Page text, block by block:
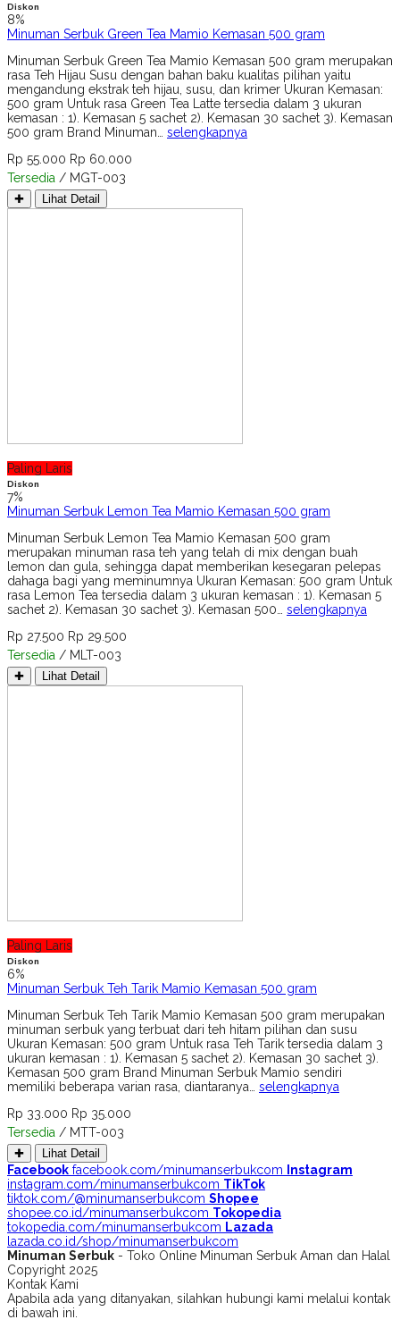
Diskon
8%
Minuman Serbuk Green Tea Mamio Kemasan 500 gram
Minuman Serbuk Green Tea Mamio Kemasan 500 gram merupakan
rasa Teh Hijau Susu dengan bahan baku kualitas pilihan yaitu
mengandung ekstrak teh hijau, susu, dan krimer Ukuran Kemasan:
500 gram Untuk rasa Green Tea Latte tersedia dalam 3 ukuran
kemasan : 1). Kemasan 5 sachet 2). Kemasan 30 sachet 3). Kemasan
500 gram Brand Minuman… selengkapnya
Rp 55.000 Rp 60.000
Tersedia / MGT-003
✚ Lihat Detail
Paling Laris
Diskon
7%
Minuman Serbuk Lemon Tea Mamio Kemasan 500 gram
Minuman Serbuk Lemon Tea Mamio Kemasan 500 gram
merupakan minuman rasa teh yang telah di mix dengan buah
lemon dan gula, sehingga dapat memberikan kesegaran pelepas
dahaga bagi yang meminumnya Ukuran Kemasan: 500 gram Untuk
rasa Lemon Tea tersedia dalam 3 ukuran kemasan : 1). Kemasan 5
sachet 2). Kemasan 30 sachet 3). Kemasan 500… selengkapnya
Rp 27.500 Rp 29.500
Tersedia / MLT-003
✚ Lihat Detail
Paling Laris
Diskon
6%
Minuman Serbuk Teh Tarik Mamio Kemasan 500 gram
Minuman Serbuk Teh Tarik Mamio Kemasan 500 gram merupakan
minuman serbuk yang terbuat dari teh hitam pilihan dan susu
Ukuran Kemasan: 500 gram Untuk rasa Teh Tarik tersedia dalam 3
ukuran kemasan : 1). Kemasan 5 sachet 2). Kemasan 30 sachet 3).
Kemasan 500 gram Brand Minuman Serbuk Mamio sendiri
memiliki beberapa varian rasa, diantaranya… selengkapnya
Rp 33.000 Rp 35.000
Tersedia / MTT-003
✚ Lihat Detail
Facebook facebook.com/minumanserbukcom
Instagram
instagram.com/minumanserbukcom TikTok
tiktok.com/@minumanserbukcom Shopee
shopee.co.id/minumanserbukcom Tokopedia
tokopedia.com/minumanserbukcom Lazada
lazada.co.id/shop/minumanserbukcom
Minuman Serbuk - Toko Online Minuman Serbuk Aman dan Halal
Copyright 2025
Kontak Kami
Apabila ada yang ditanyakan, silahkan hubungi kami melalui kontak
di bawah ini.